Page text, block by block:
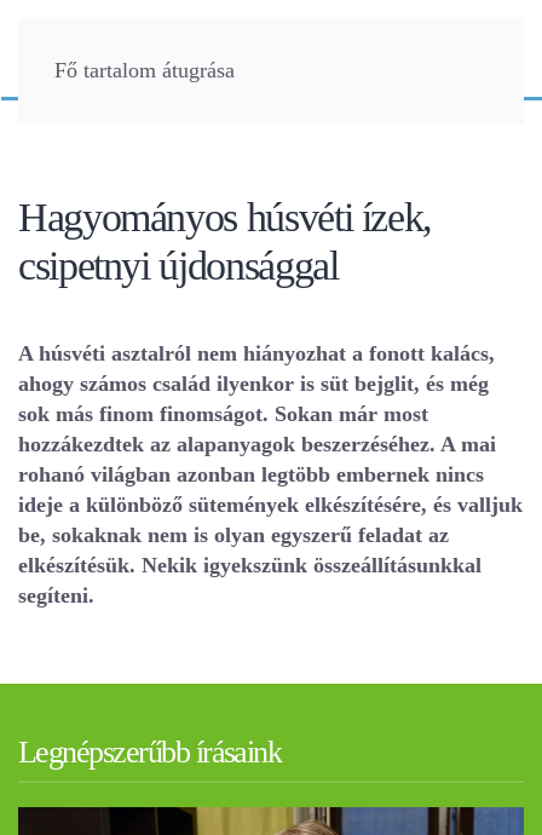
Fő tartalom átugrása
Hagyományos húsvéti ízek,
csipetnyi újdonsággal
A húsvéti asztalról nem hiányozhat a fonott kalács,
ahogy számos család ilyenkor is süt bejglit, és még
sok más finom finomságot. Sokan már most
hozzákezdtek az alapanyagok beszerzéséhez. A mai
rohanó világban azonban legtöbb embernek nincs
ideje a különböző sütemények elkészítésére, és valljuk
be, sokaknak nem is olyan egyszerű feladat az
elkészítésük. Nekik igyekszünk összeállításunkkal
segíteni.
Legnépszerűbb írásaink